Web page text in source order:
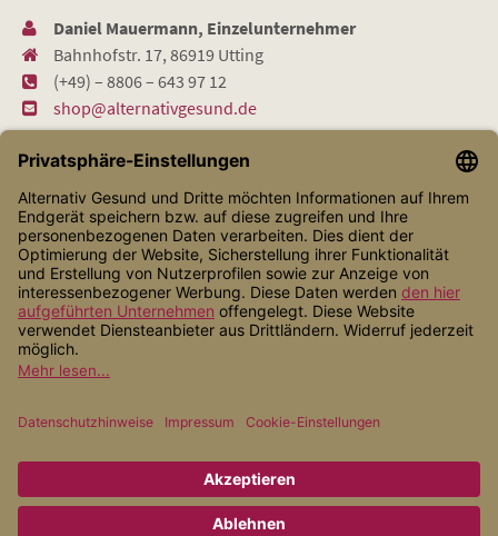
Daniel Mauermann, Einzelunternehmer
Bahnhofstr. 17, 86919 Utting
(+49) – 8806 – 643 97 12
shop@alternativgesund.de
Shop Service
Informationen
Zahlungsarten
* Alle Preise inkl. gesetzl. Mehrwertsteuer zzgl.
nicht anders angegeben.